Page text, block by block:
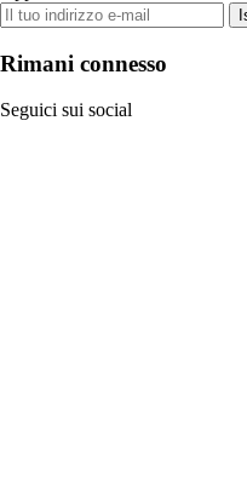
Rimani connesso
Seguici sui social